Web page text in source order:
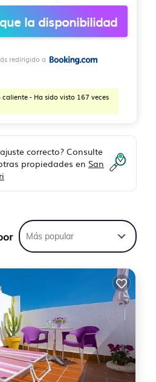
la disponibilidad
redirigido a
caliente - Ha sido visto 167 veces
correcto? Consulte
propiedades en San
Más popular